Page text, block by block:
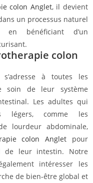
colon Anglet, il devient
un processus naturel
bénéficiant d’un
colon
s’adresse à toutes les
soin de leur système
Les adultes qui
légers, comme les
lourdeur abdominale,
colon Anglet pour
de leur intestin. Notre
intéresser les
de bien-être global et